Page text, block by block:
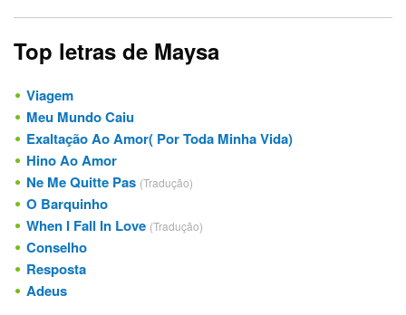
Top letras de Maysa
Viagem
Meu Mundo Caiu
Exaltação Ao Amor( Por Toda Minha Vida)
Hino Ao Amor
Ne Me Quitte Pas (Tradução)
O Barquinho
When I Fall In Love (Tradução)
Conselho
Resposta
Adeus